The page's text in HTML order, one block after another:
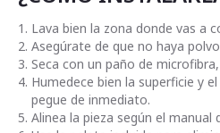
Lava bien la zona donde vas a
Asegúrate de que no haya
Seca con un paño de
Humedece bien la superficie y
pegue de inmediato.
Alinea la pieza según el manual